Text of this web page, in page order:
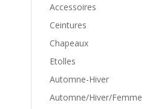
Accessoires
Ceintures
Chapeaux
Etolles
Automne-Hiver
Automne/Hiver/Femme